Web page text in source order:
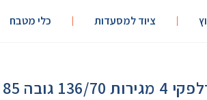
ציוד למסעדות כלי מטבח
70 גובה 85